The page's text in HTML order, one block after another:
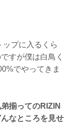
プに入るくら
すが僕は白鳥く
でやってきま
揃ってのRIZIN
なところを見せ